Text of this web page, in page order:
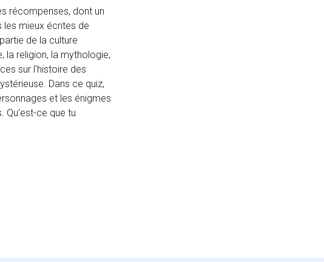
récompenses, dont un
les mieux écrites de
de la culture
la religion, la mythologie,
sur l'histoire des
Dans ce quiz,
et les énigmes
Qu'est-ce que tu